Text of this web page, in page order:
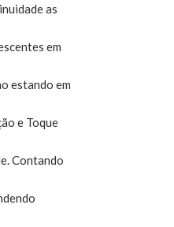
as
em
estando em
e Toque
Contando